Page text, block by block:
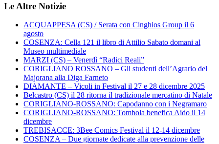
Le Altre Notizie
ACQUAPPESA (CS) / Serata con Cinghios Group il 6
agosto
COSENZA: Cella 121 il libro di Attilio Sabato domani al
Museo multimediale
MARZI (CS) – Venerdì “Radici Reali”
CORIGLIANO ROSSANO – Gli studenti dell’Agrario del
Majorana alla Diga Farneto
DIAMANTE – Vicoli in Festival il 27 e 28 dicembre 2025
Belcastro (CS) il 28 ritorna il tradizionale mercatino di Natale
CORIGLIANO-ROSSANO: Capodanno con i Negramaro
CORIGLIANO-ROSSANO: Tombola benefica Aido il 14
dicembre
TREBISACCE: 3Bee Comics Festival il 12-14 dicembre
COSENZA – Due giornate dedicate alla prevenzione delle